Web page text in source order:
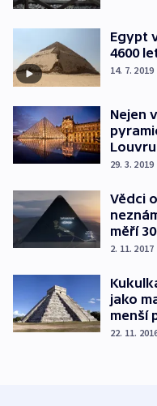
Egypt
4600
14. 7. 2019
Nejen
Louvru
29. 3. 2019
Vědci
měří
2. 11. 2017
jako
menší
22. 11.